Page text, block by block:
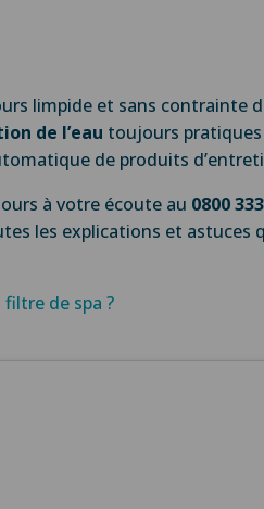
limpide et sans contrainte
de l’eau toujours
de produits
à votre écoute au 0800 333
les explications et astuces
de spa ?